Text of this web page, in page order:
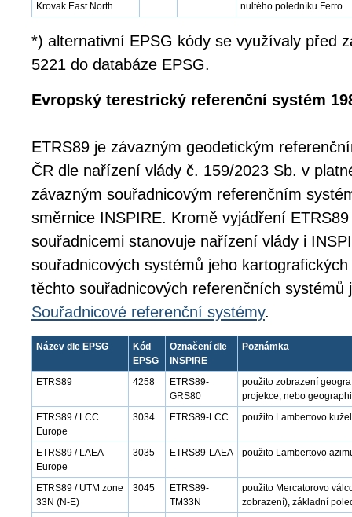
Krovak East North
nultého poledníku Ferro
*) alternativní EPSG kódy se využívaly před
5221 do databáze EPSG.
Evropský terestrický referenční systém
ETRS89 je závazným geodetickým
ČR dle nařízení vlády č. 159/2023 Sb. v
závazným souřadnicovým referenčním
směrnice INSPIRE. Kromě vyjádření
souřadnicemi stanovuje nařízení vlády i
souřadnicových systémů jeho
těchto souřadnicových referenčních systémů
Souřadnicové referenční systémy.
Název dle EPSG
Kód
EPSG
Označení dle
INSPIRE
Poznámka
ETRS89 4258
ETRS89-
GRS80
použito zobrazení
projekce, nebo
ETRS89 / LCC
Europe
3034 ETRS89-LCC použito Lambertovo
ETRS89 / LAEA
Europe
3035 ETRS89-LAEA použito Lambertovo
ETRS89 / UTM zone
33N (N-E)
3045
ETRS89-
TM33N
použito Mercatorovo
zobrazení), základní